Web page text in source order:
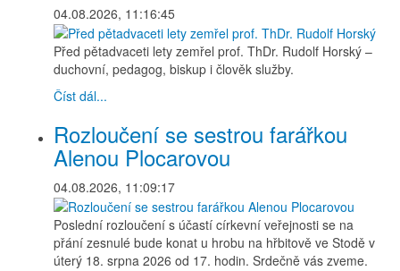
04.08.2026, 11:16:45
Před pětadvaceti lety zemřel prof. ThDr. Rudolf Horský –
duchovní, pedagog, biskup i člověk služby.
Číst dál...
Rozloučení se sestrou farářkou
Alenou Plocarovou
04.08.2026, 11:09:17
Poslední rozloučení s účastí církevní veřejnosti se na
přání zesnulé bude konat u hrobu na hřbitově ve Stodě v
úterý 18. srpna 2026 od 17. hodin. Srdečně vás zveme.